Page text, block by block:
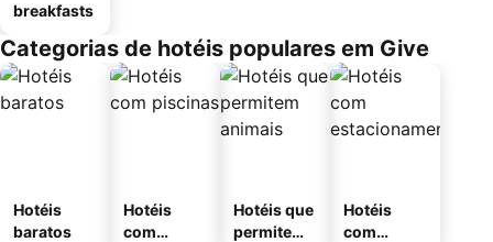
breakfasts
Categorias de hotéis populares em Give
Hotéis
baratos
Hotéis
com
Hotéis que
permitem
Hotéis
com